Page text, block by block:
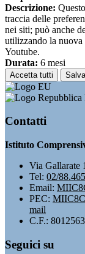
Descrizione:
traccia delle
nei siti; può anche
utilizzando la
Youtube.
Durata: 6 mesi
Accetta tutti
Contatti
Istituto
Via Gallarate
Tel: 02/
Email:
PEC:
mail
C.F.:
Seguici su